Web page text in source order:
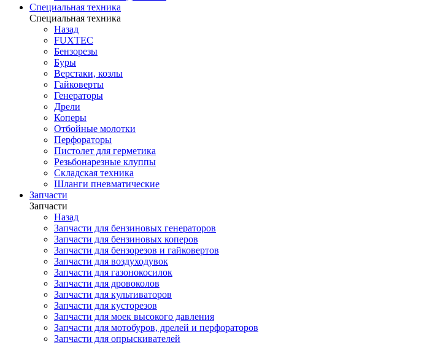
Специальная техника
Специальная техника
Назад
FUXTEC
Бензорезы
Буры
Верстаки, козлы
Гайковерты
Генераторы
Дрели
Коперы
Отбойные молотки
Перфораторы
Пистолет для герметика
Резьбонарезные клуппы
Складская техника
Шланги пневматические
Запчасти
Запчасти
Назад
Запчасти для бензиновых генераторов
Запчасти для бензиновых коперов
Запчасти для бензорезов и гайковертов
Запчасти для воздуходувок
Запчасти для газонокосилок
Запчасти для дровоколов
Запчасти для культиваторов
Запчасти для кусторезов
Запчасти для моек высокого давления
Запчасти для мотобуров, дрелей и перфораторов
Запчасти для опрыскивателей